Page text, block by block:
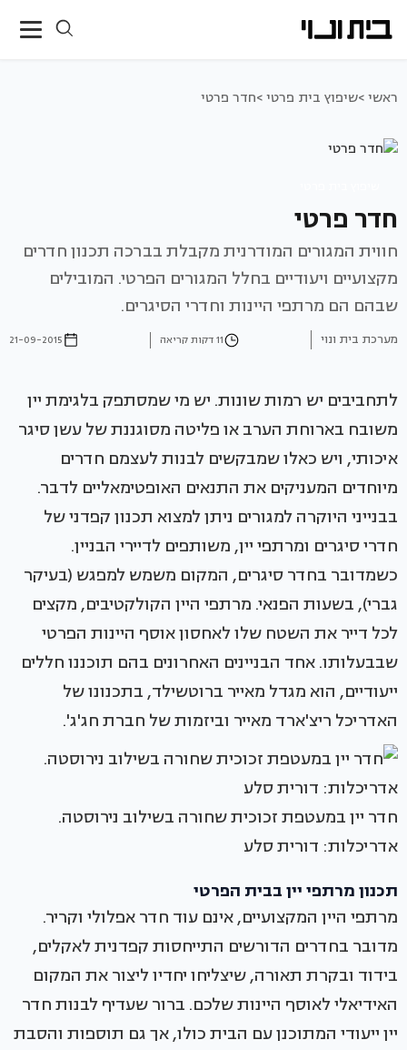
ראשי >שיפוץ בית פרטי >חדר פרטי
חדר פרטי
חווית המגורים המודרנית מקבלת בברכה תכנון חדרים
מקצועיים ויעודיים בחלל המגורים הפרטי. המובילים
שבהם הם מרתפי היינות וחדרי הסיגרים.
מערכת בית ונוי 11 דקות קריאה 21-09-2015
לתחביבים יש רמות שונות. יש מי שמסתפק בלגימת יין
משובח בארוחת הערב או פליטה מסוגננת של עשן סיגר
איכותי, ויש כאלו שמבקשים לבנות לעצמם חדרים
מיוחדים המעניקים את התנאים האופטימאליים לדבר.
בבנייני היוקרה למגורים ניתן למצוא תכנון קפדני של
חדרי סיגרים ומרתפי יין, משותפים לדיירי הבניין.
כשמדובר בחדר סיגרים, המקום משמש למפגש (בעיקר
גברי), בשעות הפנאי. מרתפי היין הקולקטיבים, מקצים
לכל דייר את השטח שלו לאחסון אוסף היינות הפרטי
שבבעלותו. אחד הבניינים האחרונים בהם תוכננו חללים
ייעודיים, הוא מגדל מאייר ברוטשילד, בתכנונו של
האדריכל ריצ'ארד מאייר וביזמות של חברת חג'ג'.
חדר יין במעטפת זכוכית שחורה בשילוב נירוסטה.
אדריכלות: דורית סלע
תכנון מרתפי יין בבית הפרטי
מרתפי היין המקצועיים, אינם עוד חדר אפלולי וקריר.
מדובר בחדרים הדורשים התייחסות קפדנית לאקלים,
בידוד ובקרת תאורה, שיצליחו יחדיו ליצור את המקום
האידיאלי לאוסף היינות שלכם. ברור שעדיף לבנות חדר
יין ייעודי המתוכנן עם הבית כולו, אך גם תוספות והסבת